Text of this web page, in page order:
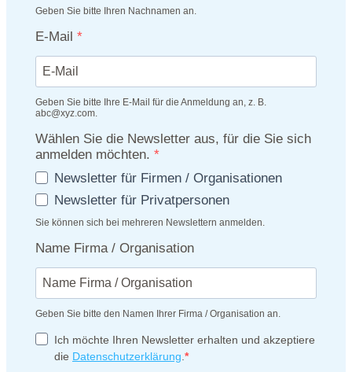
Geben Sie bitte Ihren Nachnamen an.
E-Mail
Geben Sie bitte Ihre E-Mail für die Anmeldung an, z. B.
abc@xyz.com.
Wählen Sie die Newsletter aus, für die Sie sich
anmelden möchten.
Newsletter für Firmen / Organisationen
Newsletter für Privatpersonen
Sie können sich bei mehreren Newslettern anmelden.
Name Firma / Organisation
Geben Sie bitte den Namen Ihrer Firma / Organisation an.
Ich möchte Ihren Newsletter erhalten und akzeptiere
die Datenschutzerklärung